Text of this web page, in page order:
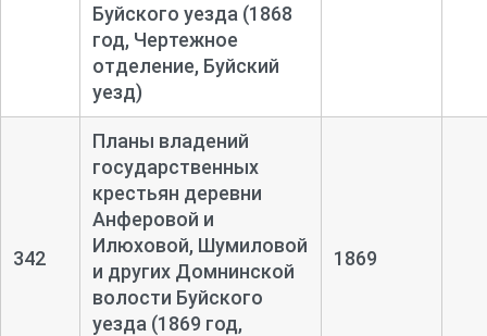
Буйского уезда (1868
год, Чертежное
отделение, Буйский
уезд)
342
Планы владений
государственных
крестьян деревни
Анферовой и
Илюховой, Шумиловой
и других Домнинской
волости Буйского
уезда (1869 год,
1869